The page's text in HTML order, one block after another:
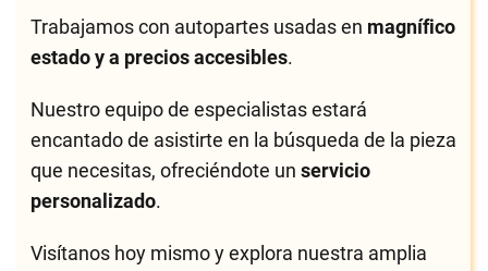
Trabajamos con autopartes usadas en magnífico
estado y a precios accesibles.
Nuestro equipo de especialistas estará
encantado de asistirte en la búsqueda de la pieza
que necesitas, ofreciéndote unservicio
personalizado.
Visítanos hoy mismo y explora nuestra amplia